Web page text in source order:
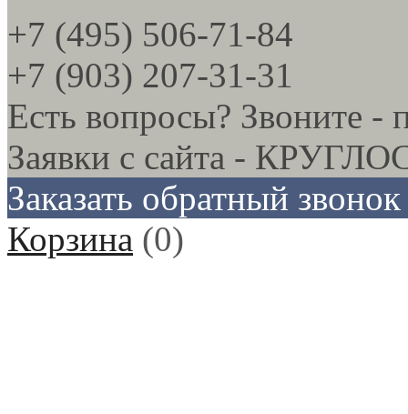
+7 (495) 506-71-84
+7 (903) 207-31-31
Есть вопросы? Звоните
Заявки с сайта -
Заказать обратный звонок
Корзина (0)